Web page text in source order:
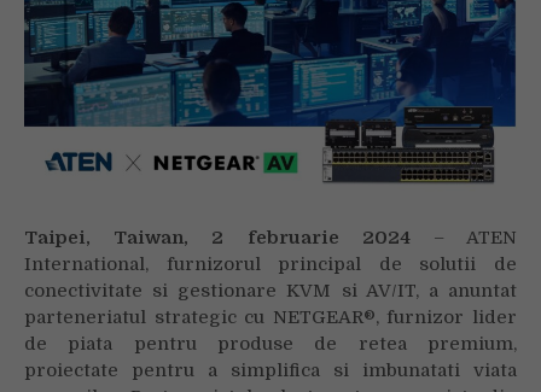
Taipei, Taiwan, 2 februarie 2024– ATEN
International, furnizorul principal de solutii de
conectivitate si gestionare KVM si AV/IT, a anuntat
parteneriatul strategic cu NETGEAR®, furnizor lider
de piata pentru produse de retea premium,
proiectate pentru a simplifica si imbunatati viata